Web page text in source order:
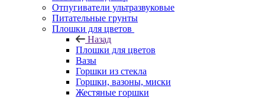
Отпугиватели ультразвуковые
Питательные грунты
Плошки для цветов
Назад
Плошки для цветов
Вазы
Горшки из стекла
Горшки, вазоны, миски
Жестяные горшки